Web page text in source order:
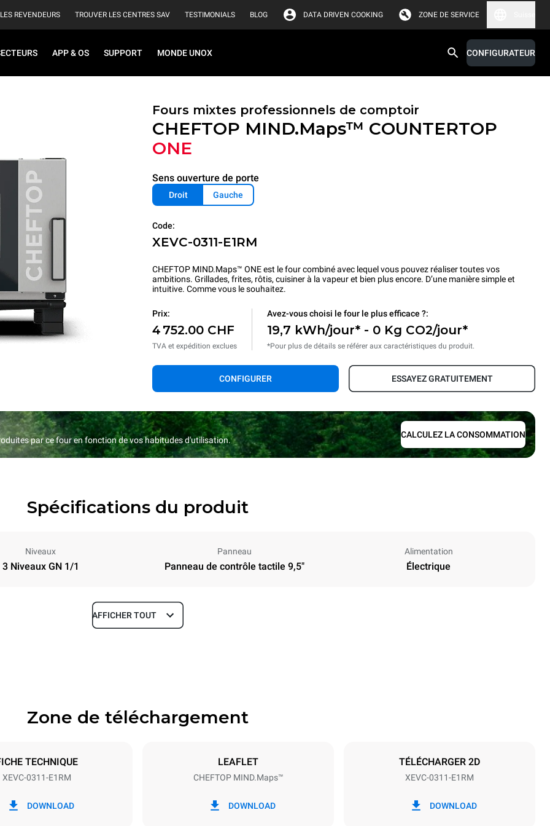
REVENDEURS TROUVER LES CENTRES SAV TESTIMONIALS BLOG DATA DRIVEN COOKING ZONE DE SERVICE
APP & OS SUPPORT MONDE UNOX CONFIGURATEUR
Fours mixtes professionnels de comptoir
CHEFTOP MIND.Maps™ COUNTERTOP
ONE
Sens ouverture de porte
Droit Gauche
Code:
XEVC-0311-E1RM
CHEFTOP MIND.Maps™ ONE est le four combiné avec lequel vous pouvez réaliser toutes vos
ambitions. Grillades, frites, rôtis, cuisiner à la vapeur et bien plus encore. D’une manière simple et
intuitive. Comme vous le souhaitez.
Prix:
4 752.00 CHF
TVA et expédition exclues
Avez-vous choisi le four le plus efficace ?:
19,7 kWh/jour* - 0 Kg CO2/jour*
*Pour plus de détails se référer aux caractéristiques du produit.
CONFIGURER ESSAYEZ GRATUITEMENT
par ce four en fonction de vos habitudes d'utilisation.
CALCULEZ LA CONSOMMATION
Spécifications du produit
Niveaux
3 Niveaux GN 1/1
Panneau
Panneau de contrôle tactile 9,5"
Alimentation
Électrique
Profondeur
Taille de la plaque
/ 220-240V 3~ / 220-240V
AFFICHER TOUT
Zone de téléchargement
TECHNIQUE
XEVC-0311-E1RM
DOWNLOAD
LEAFLET
CHEFTOP MIND.Maps™
DOWNLOAD
TÉLÉCHARGER 2D
XEVC-0311-E1RM
DOWNLOAD